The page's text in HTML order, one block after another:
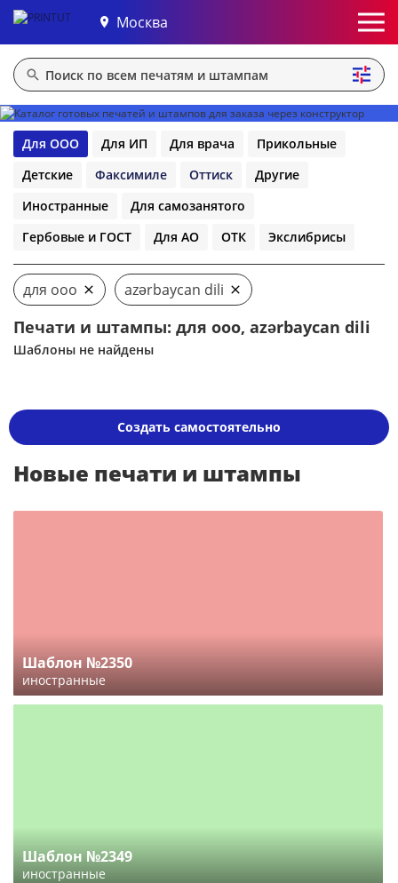
Москва
Для ООО Для ИП Для врача
Прикольные
Детские
Факсимиле Оттиск
Другие
Иностранные
Для самозанятого
Гербовые и ГОСТ
Для АО ОТК Экслибрисы
для ооо azərbaycan dili
Печати и штампы: для ооо, azərbaycan dili
Шаблоны не найдены
Создать самостоятельно
Новые печати и штампы
Шаблон №2350
иностранные
Шаблон №2349
иностранные